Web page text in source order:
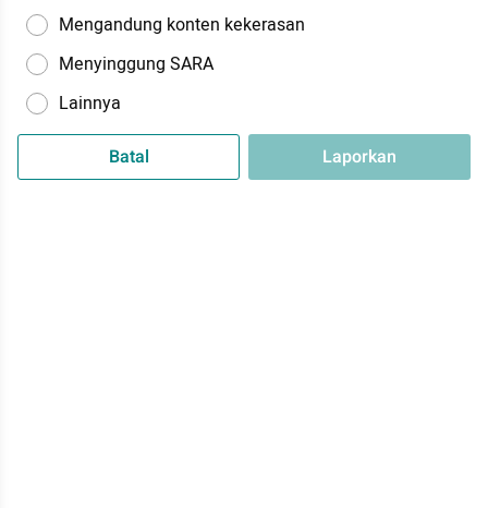
Mengandung konten kekerasan
Menyinggung SARA
Lainnya
Batal Laporkan